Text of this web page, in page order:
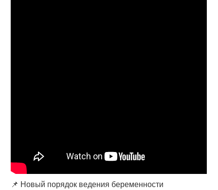
📌 Новый порядок ведения беременности